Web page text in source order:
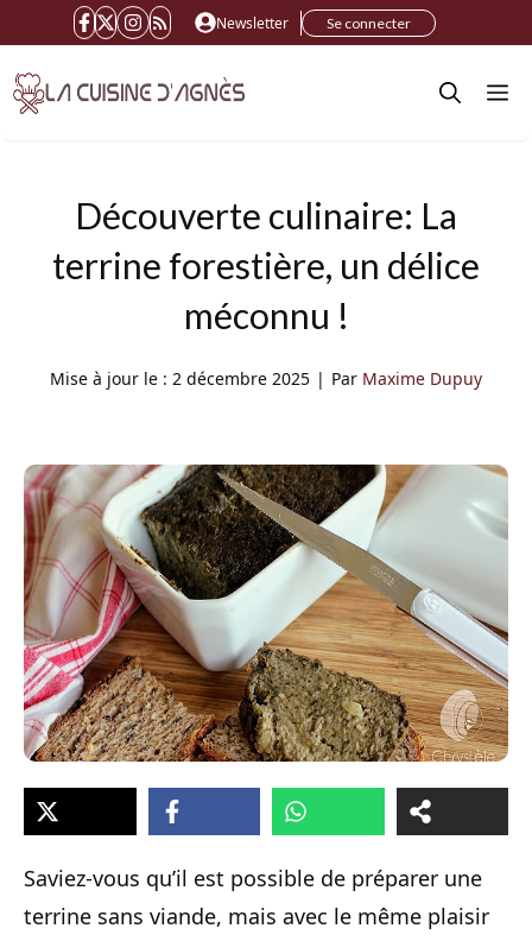
contenu
Newsletter Se connecter
Découverte culinaire: La
terrine forestière, un délice
méconnu !
Mise à jour le : 2 décembre 2025 | Par Maxime Dupuy
Saviez-vous qu’il est possible de préparer une
terrine sans viande, mais avec le même plaisir